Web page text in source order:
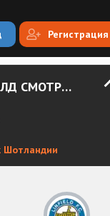
Регистрация
ДАНДИ ЮНАЙТЕД – ЛИНФИЛД СМОТРЕТЬ ОНЛАЙН
Шотландии